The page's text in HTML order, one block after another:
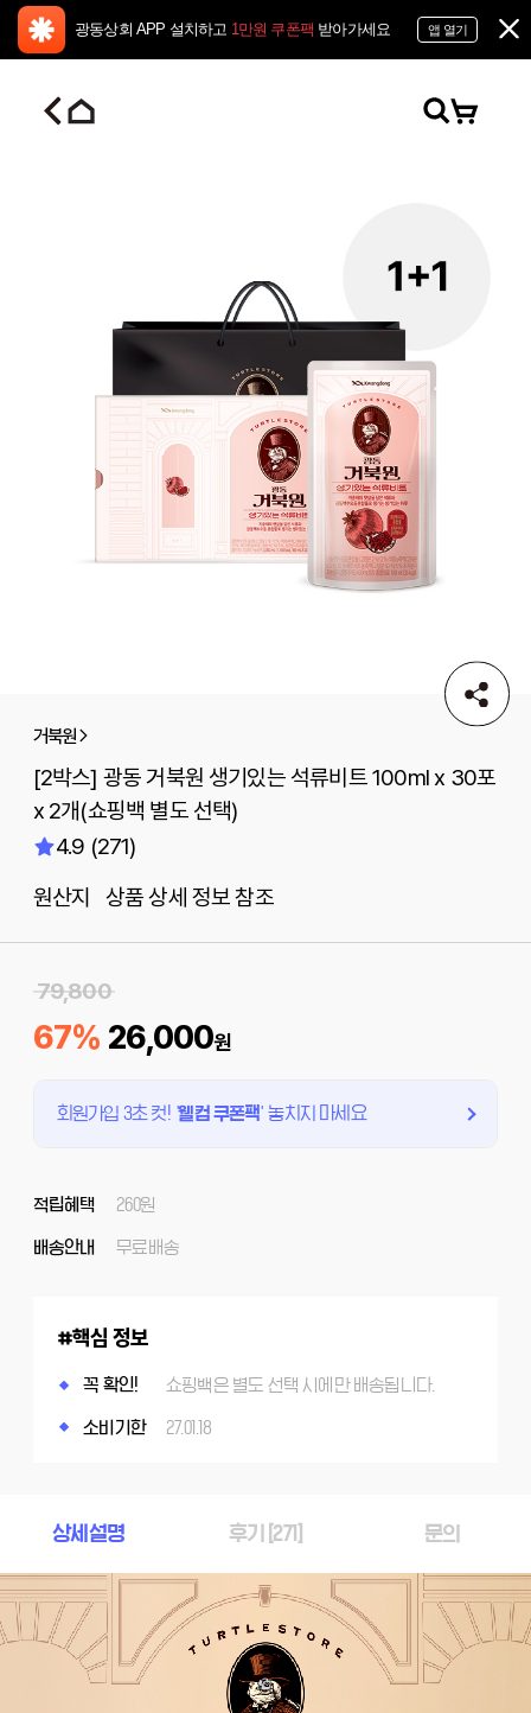
광동상회 APP 설치하고 1만원 쿠폰팩 받아가세요 앱 열기
거북원
[2박스] 광동 거북원 생기있는 석류비트 100ml x 30포
x 2개(쇼핑백 별도 선택)
4.9 (271)
원산지 상품 상세 정보 참조
79,800
67% 26,000원
회원가입 3초 컷! '웰컴 쿠폰팩' 놓치지 마세요
적립혜택 260원
배송안내 무료배송
핵심 정보
꼭 확인! 쇼핑백은 별도 선택 시에만 배송됩니다.
소비기한 27.01.18
상세설명 후기 [ 271 문의